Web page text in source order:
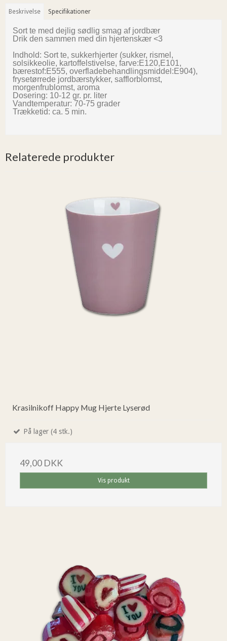
Beskrivelse Specifikationer
Sort te med dejlig sødlig smag af jordbær
Drik den sammen med din hjertenskær <3
Indhold: Sort te, sukkerhjerter (sukker, rismel,
solsikkeolie, kartoffelstivelse, farve:E120,E101,
bærestof:E555, overfladebehandlingsmiddel:E904),
frysetørrede jordbærstykker, safflorblomst,
morgenfrublomst, aroma
Dosering: 10-12 gr. pr. liter
Vandtemperatur: 70-75 grader
Trækketid: ca. 5 min.
Relaterede produkter
Krasilnikoff Happy Mug Hjerte Lyserød
På lager (4 stk.)
49,00 DKK
Vis produkt